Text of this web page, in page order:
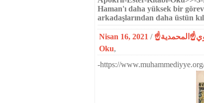
Haman'ı daha yüksek bir
arkadaşlarından daha üstün
Nisan 16, 2021 /
Oku,